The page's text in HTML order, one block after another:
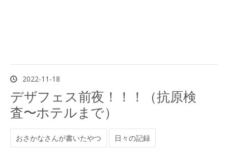
2022-11 -18
デザフェス前夜！！！（抗原検
査〜ホテルまで）
おさかなさんが書いたやつ 日々の記録